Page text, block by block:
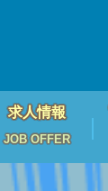
求人情報
JOB OFFER